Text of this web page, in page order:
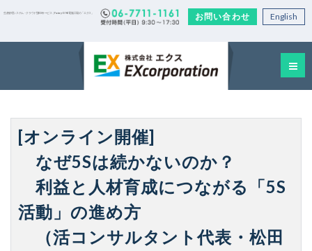
お問い合わせ English
生産管理システム・クラウド型EDIサービス｜Factory-ONE 電脳工場の「エクス」
[オンライン開催]
なぜ5Sは続かないのか？
利益と人材育成につながる「5S
活動」の進め方
（活コンサルタント代表・松田